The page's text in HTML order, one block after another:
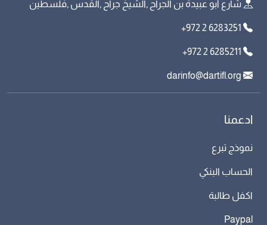
شارع أبو عبيدة بن الجراح ,الشيخ جراح ,القدس ,فلسطين
+972 2 6283251
+972 2 6285211
darinfo@dartifl.org
ادعمنا
نموذج تبرع
الحساب البنكي
اكفل طالبة
Paypal